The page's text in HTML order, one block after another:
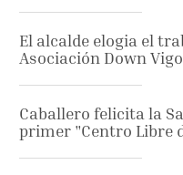
El alcalde elogia el
Asociación Down
Caballero felicita la
primer "Centro Libre